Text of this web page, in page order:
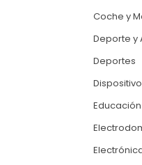
Coche y
Deporte y
Deportes
Educación